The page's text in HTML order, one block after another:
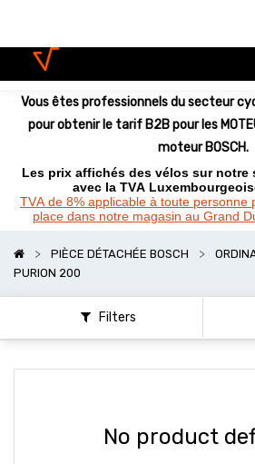
Vous êtes professionnels du secteur
pour obtenir le tarif B2B pour les
moteur BOSCH.
Les prix affichés des vélos sur notre
avec la TVA
TVA de 8% applicable à toute personne
place dans notre magasin au Grand
PIÈCE DÉTACHÉE BOSCH
PURION 200
Filters
No product